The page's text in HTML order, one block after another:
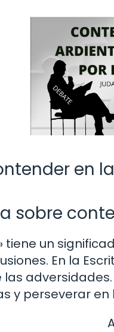
en
sobre
tiene un
En la
y perseverar